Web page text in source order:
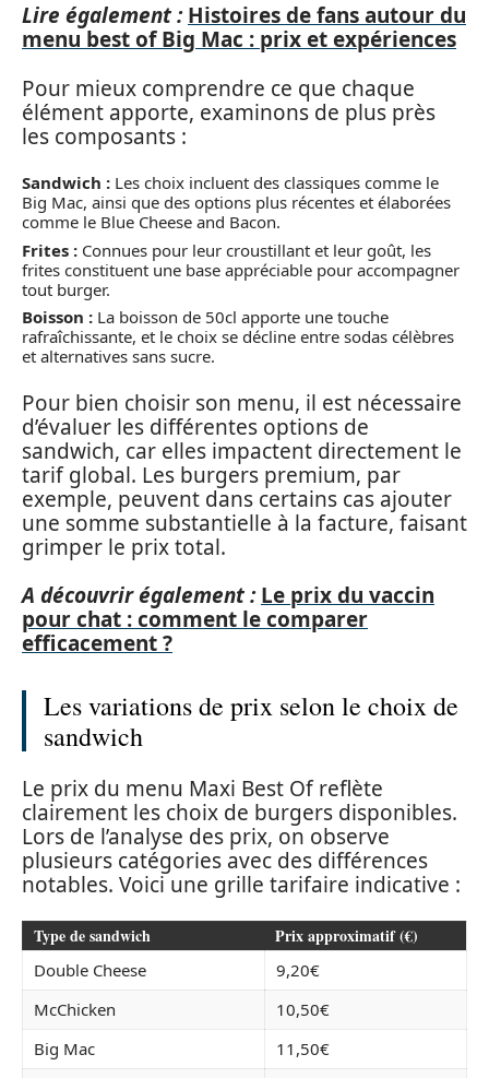
Lire également : Histoires de fans autour du
menu best of Big Mac : prix et expériences
Pour mieux comprendre ce que chaque
élément apporte, examinons de plus près
les composants :
Sandwich : Les choix incluent des classiques comme le
Big Mac, ainsi que des options plus récentes et élaborées
comme le Blue Cheese and Bacon.
Frites : Connues pour leur croustillant et leur goût, les
frites constituent une base appréciable pour accompagner
tout burger.
Boisson : La boisson de 50cl apporte une touche
rafraîchissante, et le choix se décline entre sodas célèbres
et alternatives sans sucre.
Pour bien choisir son menu, il est nécessaire
d’évaluer les différentes options de
sandwich, car elles impactent directement le
tarif global. Les burgers premium, par
exemple, peuvent dans certains cas ajouter
une somme substantielle à la facture, faisant
grimper le prix total.
A découvrir également : Le prix du vaccin
pour chat : comment le comparer
efficacement ?
Les variations de prix selon le choix de
sandwich
Le prix du menu Maxi Best Of reflète
clairement les choix de burgers disponibles.
Lors de l’analyse des prix, on observe
plusieurs catégories avec des différences
notables. Voici une grille tarifaire indicative :
Type de sandwich Prix approximatif (€)
Double Cheese
9,20€
McChicken
10,50€
Big Mac
11,50€